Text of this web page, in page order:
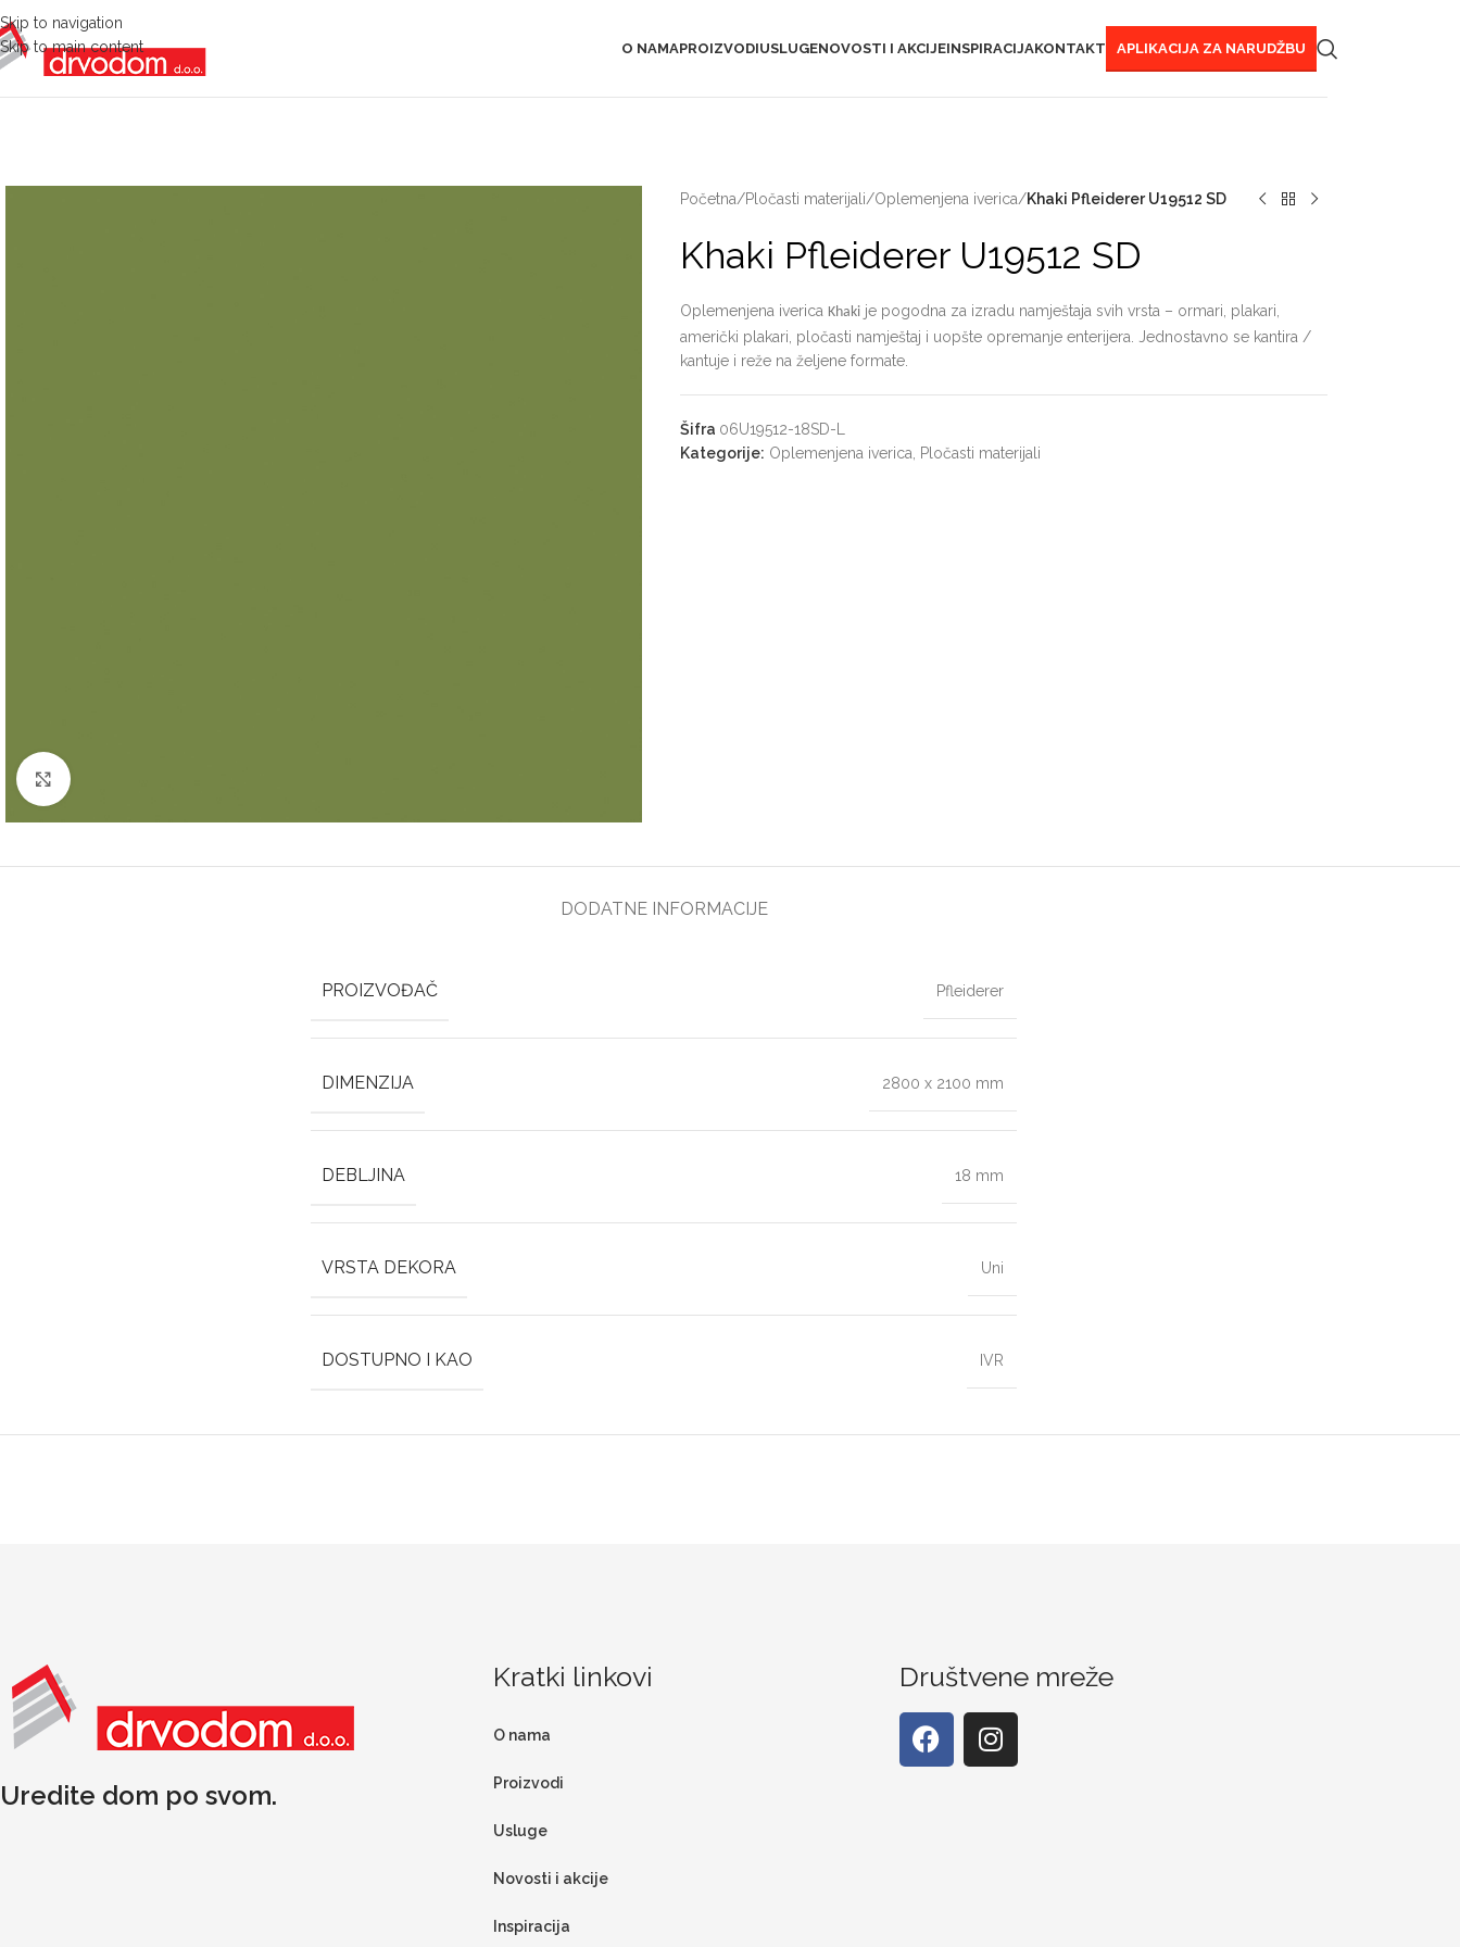
Skip to navigation
Skip to main content
O NAMAPROIZVODIUSLUGENOVOSTI I AKCIJEINSPIRACIJAKONTAKT APLIKACIJA ZA NARUDŽBU
Početna/Pločasti materijali/Oplemenjena iverica/Khaki Pfleiderer U19512 SD
Khaki Pfleiderer U19512 SD
Oplemenjena iverica Khakije pogodna za izradu namještaja svih vrsta – ormari, plakari,
američki plakari, pločasti namještaj i uopšte opremanje enterijera. Jednostavno se kantira /
kantuje i reže na željene formate.
Šifra 06U19512-18SD-L
Kategorije: Oplemenjena iverica Pločasti materijali
DODATNE INFORMACIJE
PROIZVOĐAČ Pfleiderer
DIMENZIJA 2800 x 2100 mm
DEBLJINA 18 mm
VRSTA DEKORA Uni
DOSTUPNO I KAO IVR
Uredite dom po svom.
Kratki linkovi
O nama
Proizvodi
Usluge
Novosti i akcije
Inspiracija
Društvene mreže